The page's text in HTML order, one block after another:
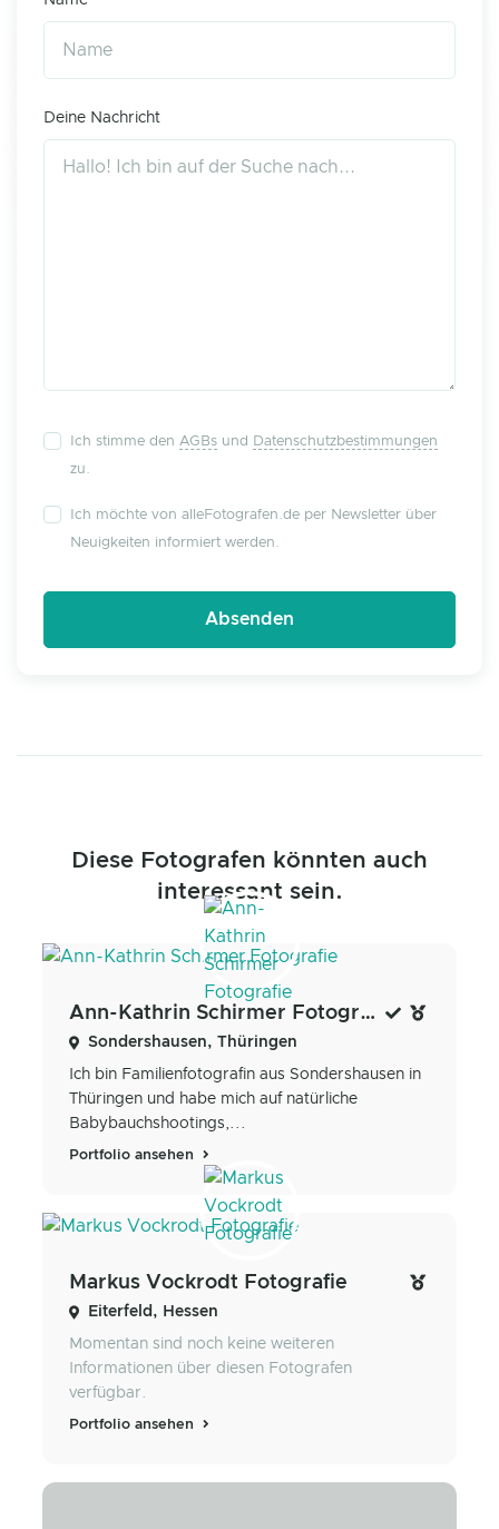
Deine Nachricht
Ich stimme den AGBs und
Datenschutzbestimmungen
zu.
Ich möchte von alleFotografen.de per Newsletter über
Neuigkeiten informiert werden.
Diese Fotografen könnten auch
interessant sein.
Ann-Kathrin Schirmer Fotografie
Sondershausen, Thüringen
Ich bin Familienfotografin aus Sondershausen in
Thüringen und habe mich auf natürliche
Babybauchshootings,...
Portfolio ansehen
Markus Vockrodt Fotografie
Eiterfeld, Hessen
Momentan sind noch keine weiteren
Informationen über diesen Fotografen
verfügbar.
Portfolio ansehen